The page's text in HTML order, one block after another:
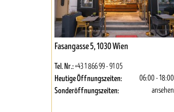
Fasangasse 5, 1030 Wien
Tel. Nr.:+43 1 866 99 - 91 05
Heutige Öffnungszeiten: 06:00 - 18:00
Sonderöffnungszeiten: ansehen